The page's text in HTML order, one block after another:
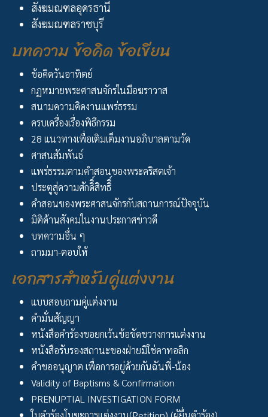
สังฆมณฑลอุดรธานี
สังฆมณฑลราชบุรี
บทความ ข้อคิด ข้อเขียน
ข้อคิดวันอาทิตย์
กฏหมายพระศาสนจักรในมือฆราวาส
สนามความคิดงานแพร่ธรรม
ครบเครื่องเรื่องพิธีกรรม
28 แนวทางเพื่อเติมเต็มงานอภิบาลตามวัด
ศาสนสัมพันธ์
แพร่ธรรมตามคำสอนของพระคริสตเจ้า
ประตูสู่ความศักดิิ์สิทธิิ์
คำสอนของพระศาสนจักรกับสถานการณ์ปัจจุบัน
มิติด้านสังคมในงานประกาศข่าวดี
บทความอื่น ๆ
ถามมา-ตอบให้
เอกสารสำหรับคู่แต่งงาน
แบบสอบถามคู่แต่งงาน
คำมั่นสัญญา
หนังสือคำร้องขอยกเว้นข้อขัดขวางการแต่งงาน
หนังสือรับรองสถานะของฝ่ายมิใช่คาทอลิก
คำขออนุญาต เพื่อการอยู่ด้วยกันฉันพี่-น้อง
Validity of Baptisms & Confirmation
PRENUPTIAL INVESTIGATION FORM